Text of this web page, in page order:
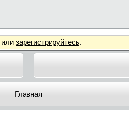
или зарегистрируйтесь.
Главная